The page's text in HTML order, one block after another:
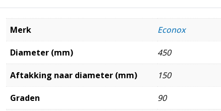
Merk Econox
Diameter (mm) 450
Aftakking naar diameter (mm) 150
Graden 90